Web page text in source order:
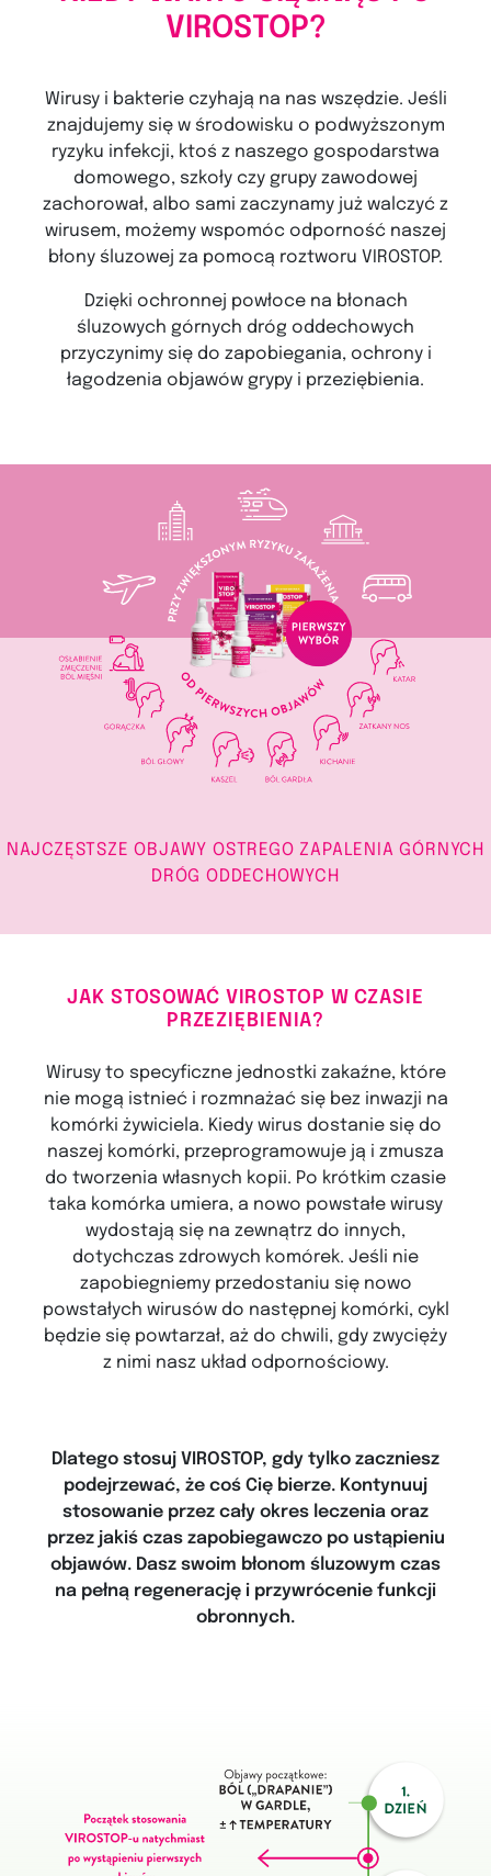
VIROSTOP?
Wirusy i bakterie czyhają na nas wszędzie. Jeśli
znajdujemy się w środowisku o podwyższonym
ryzyku infekcji, ktoś z naszego gospodarstwa
domowego, szkoły czy grupy zawodowej
zachorował, albo sami zaczynamy już walczyć z
wirusem, możemy wspomóc odporność naszej
błony śluzowej za pomocą roztworu VIROSTOP.
Dzięki ochronnej powłoce na błonach
śluzowych górnych dróg oddechowych
przyczynimy się do zapobiegania, ochrony i
łagodzenia objawów grypy i przeziębienia.
NAJCZĘSTSZE OBJAWY OSTREGO ZAPALENIA GÓRNYCH
DRÓG ODDECHOWYCH
JAK STOSOWAĆ VIROSTOP W CZASIE
PRZEZIĘBIENIA?
Wirusy to specyficzne jednostki zakaźne, które
nie mogą istnieć i rozmnażać się bez inwazji na
komórki żywiciela. Kiedy wirus dostanie się do
naszej komórki, przeprogramowuje ją i zmusza
do tworzenia własnych kopii. Po krótkim czasie
taka komórka umiera, a nowo powstałe wirusy
wydostają się na zewnątrz do innych,
dotychczas zdrowych komórek. Jeśli nie
zapobiegniemy przedostaniu się nowo
powstałych wirusów do następnej komórki, cykl
będzie się powtarzał, aż do chwili, gdy zwycięży
z nimi nasz układ odpornościowy.
Dlatego stosuj VIROSTOP, gdy tylko zaczniesz
podejrzewać, że coś Cię bierze. Kontynuuj
stosowanie przez cały okres leczenia oraz
przez jakiś czas zapobiegawczo po ustąpieniu
objawów. Dasz swoim błonom śluzowym czas
na pełną regenerację i przywrócenie funkcji
obronnych.